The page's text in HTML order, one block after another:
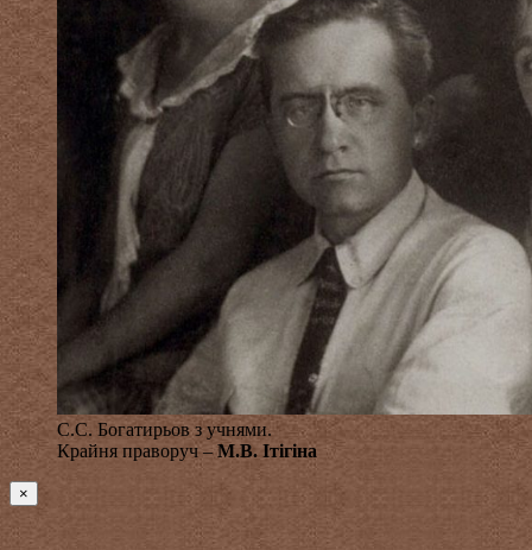
С.С. Богатирьов з учнями.
Крайня праворуч –М.В. Ітігіна
×